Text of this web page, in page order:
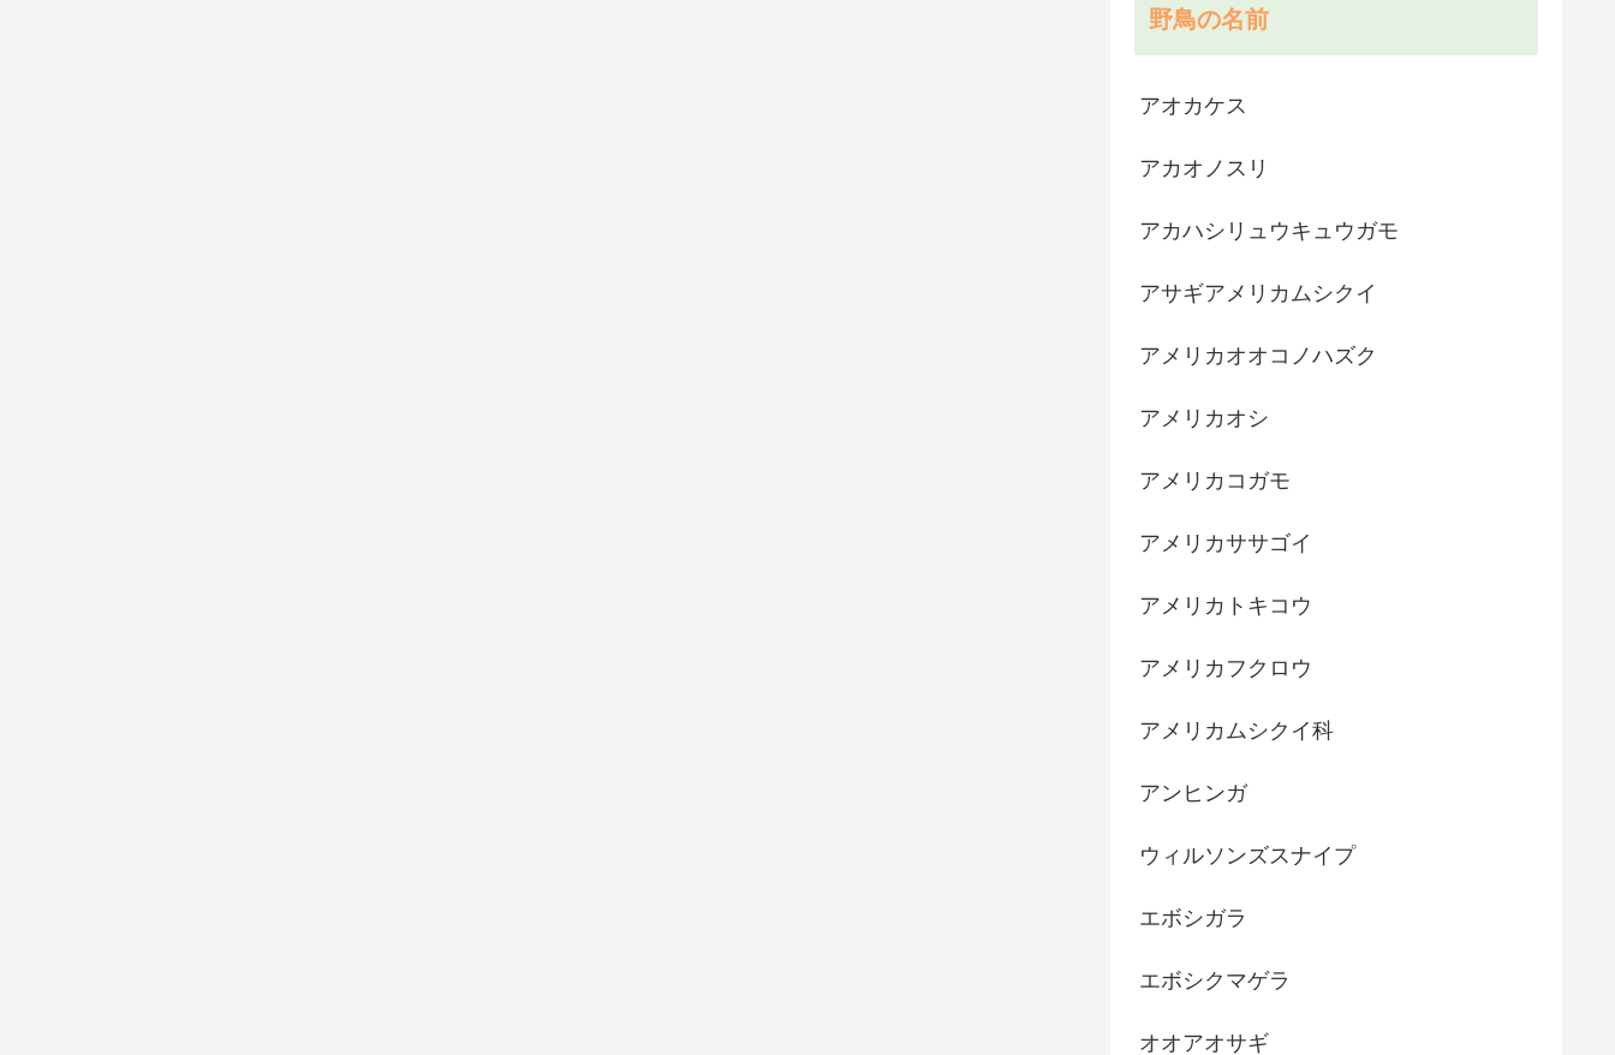
野鳥の名前
アオカケス
アカオノスリ
アカハシリュウキュウガモ
アサギアメリカムシクイ
アメリカオオコノハズク
アメリカオシ
アメリカコガモ
アメリカササゴイ
アメリカトキコウ
アメリカフクロウ
アメリカムシクイ科
アンヒンガ
ウィルソンズスナイプ
エボシガラ
エボシクマゲラ
オオアオサギ